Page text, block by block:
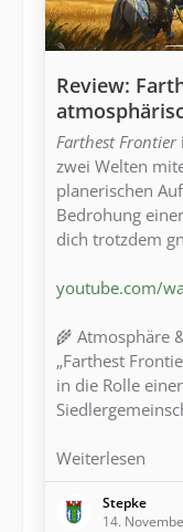
Review:
Farthest Frontier
zwei Welten
planerischen
Bedrohung
dich trotzdem
youtube.com/
🌾 Atmosphäre
„Farthest
in die Rolle
Weiterlesen
Stepke
14.